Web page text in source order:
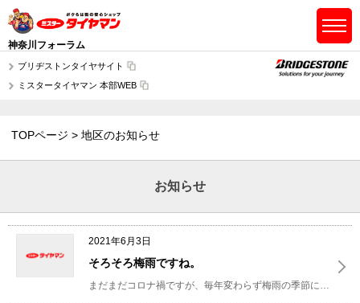
神奈川フォーラム
ブリヂストンタイヤサイト
ミスタータイヤマン 本部WEB
TOPページ 地区のお知らせ
お知らせ
2021年6月3日
そろそろ梅雨ですね。
まだまだコロナ禍ですが、毎年変わらず梅雨の季節になってきましたね。